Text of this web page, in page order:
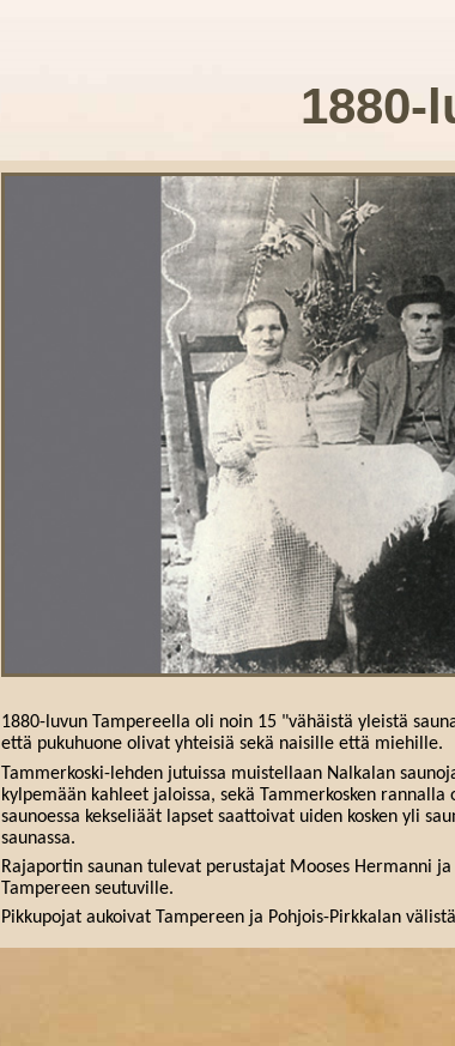
1880-
1880-luvun Tampereella oli noin 15 "vähäistä yleistä
että pukuhuone olivat yhteisiä sekä naisille että miehille.
Tammerkoski-lehden jutuissa muistellaan Nalkalan
kylpemään kahleet jaloissa, sekä Tammerkosken rannalla
saunoessa kekseliäät lapset saattoivat uiden kosken yli
saunassa.
Rajaportin saunan tulevat perustajat Mooses Hermanni
Tampereen seutuville.
Pikkupojat aukoivat Tampereen ja Pohjois-Pirkkalan